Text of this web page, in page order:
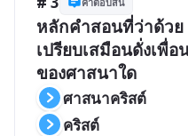
หลักคำสอนที่ว่าด้ว
เปรียบเสมือนดั่งเพื่
ของศาสนาใด
ศาสนาคริสต์
คริสต์